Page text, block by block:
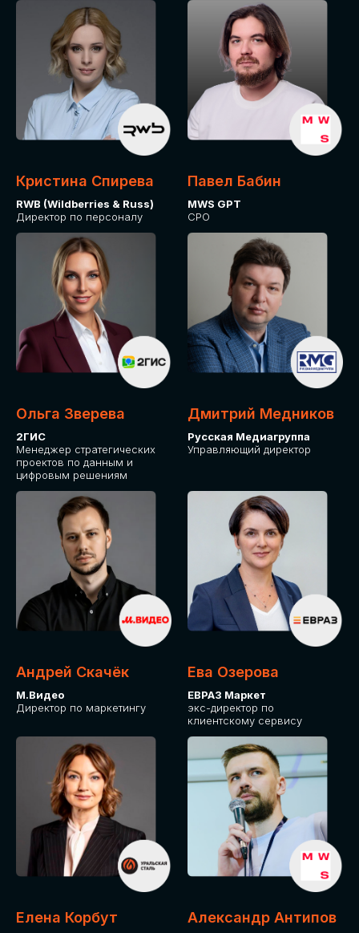
Кристина Спирева
RWB (Wildberries & Russ)
Директор по персоналу
Павел Бабин
MWS GPT
CPO
Ольга Зверева
2ГИС
Менеджер стратегических
проектов по данным и
цифровым решениям
Дмитрий Медников
Русская Медиагруппа
Управляющий директор
Андрей Скачёк
М.Видео
Директор по маркетингу
Ева Озерова
ЕВРАЗ Маркет
экс-директор по
клиентскому сервису
Елена Корбут Александр Антипов